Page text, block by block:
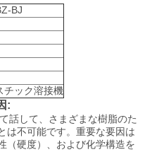
BJ
チック溶接機
:
話して、さまざまな樹脂のた
は不可能です。重要な要因は
（硬度）、および化学構造を